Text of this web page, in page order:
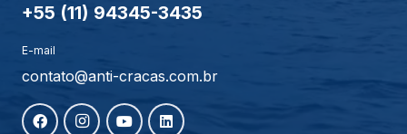
+55 (11) 94345-3435
E-mail
contato@anti-cracas.com.br